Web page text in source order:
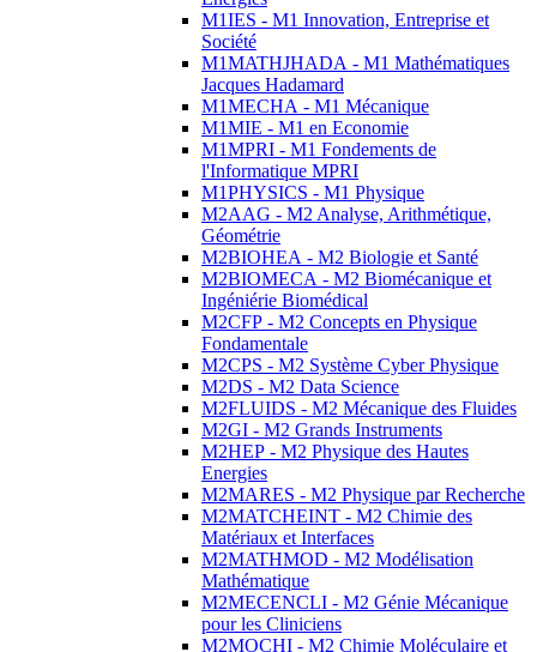
M1IES - M1 Innovation, Entreprise et
Société
M1MATHJHADA - M1 Mathématiques
Jacques Hadamard
M1MECHA - M1 Mécanique
M1MIE - M1 en Economie
M1MPRI - M1 Fondements de
l'Informatique MPRI
M1PHYSICS - M1 Physique
M2AAG - M2 Analyse, Arithmétique,
Géométrie
M2BIOHEA - M2 Biologie et Santé
M2BIOMECA - M2 Biomécanique et
Ingéniérie Biomédical
M2CFP - M2 Concepts en Physique
Fondamentale
M2CPS - M2 Système Cyber Physique
M2DS - M2 Data Science
M2FLUIDS - M2 Mécanique des Fluides
M2GI - M2 Grands Instruments
M2HEP - M2 Physique des Hautes
Energies
M2MARES - M2 Physique par Recherche
M2MATCHEINT - M2 Chimie des
Matériaux et Interfaces
M2MATHMOD - M2 Modélisation
Mathématique
M2MECENCLI - M2 Génie Mécanique
pour les Cliniciens
M2MOCHI - M2 Chimie Moléculaire et